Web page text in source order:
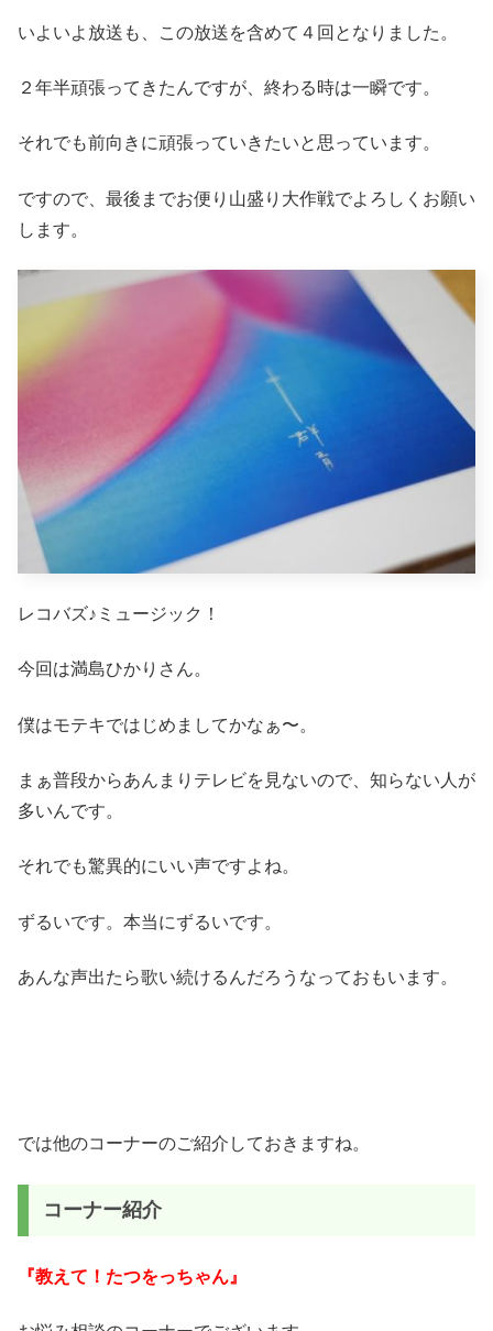
いよいよ放送も、この放送を含めて４回となりました。
２年半頑張ってきたんですが、終わる時は一瞬です。
それでも前向きに頑張っていきたいと思っています。
ですので、最後までお便り山盛り大作戦でよろしくお願い
します。
レコバズ♪ミュージック！
今回は満島ひかりさん。
僕はモテキではじめましてかなぁ〜。
まぁ普段からあんまりテレビを見ないので、知らない人が
多いんです。
それでも驚異的にいい声ですよね。
ずるいです。本当にずるいです。
あんな声出たら歌い続けるんだろうなっておもいます。
では他のコーナーのご紹介しておきますね。
コーナー紹介
『教えて！たつをっちゃん』